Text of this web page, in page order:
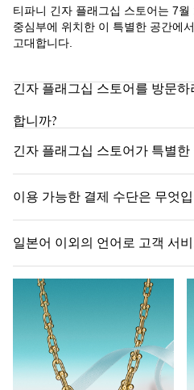
티파니 긴자 플래그십 스토어는 7
중심부에 위치한 이 특별한 공간에
고대합니다.
긴자 플래그십 스토어를 방문
합니까?
긴자 플래그십 스토어가 특별
이용 가능한 결제 수단은 무엇
일본어 이외의 언어로 고객 서